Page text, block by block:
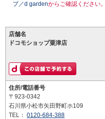
プ／d gardenからご確認ください。
店舗名
ドコモショップ粟津店
住所/電話番号
〒923-0342
石川県小松市矢田野町ホ109
TEL： 0120-684-388